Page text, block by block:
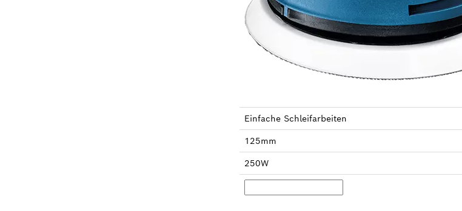
Einfache Schleif­arbeiten
125mm
250W